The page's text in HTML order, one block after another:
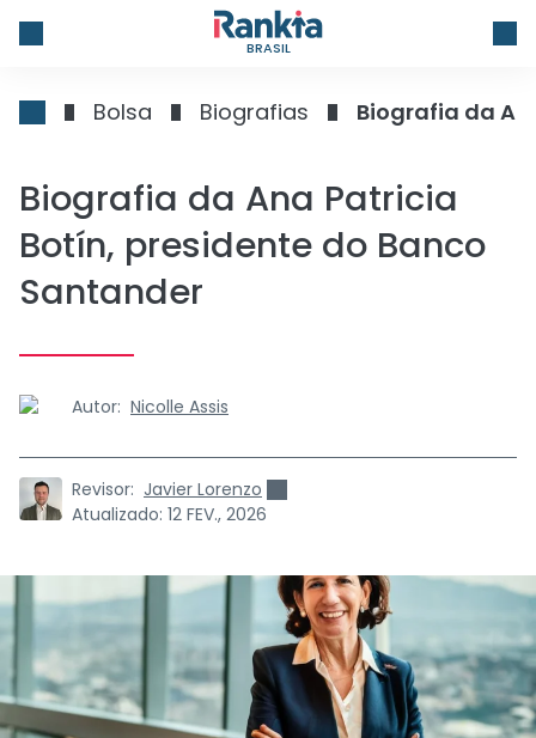
BRASIL
Bolsa Biografias Biografia da
Biografia da Ana Patricia
Botín, presidente do Banco
Santander
Autor: Nicolle Assis
Revisor: Javier Lorenzo
Atualizado: 12 FEV., 2026